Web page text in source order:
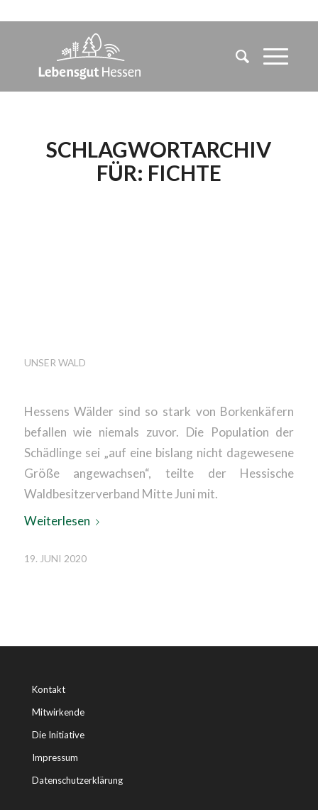
SCHLAGWORTARCHIV
FÜR: FICHTE
UNSER WALD
Hessens Wälder sind so stark von Borkenkäfern
befallen wie niemals zuvor. Die Population der
Schädlinge sei „auf eine bislang nicht dagewesene
Größe angewachsen“, teilte der Hessische
Waldbesitzerverband Mitte Juni mit.
Weiterlesen
19. JUNI 2020
Kontakt
Mitwirkende
Die Initiative
Impressum
Datenschutzerklärung